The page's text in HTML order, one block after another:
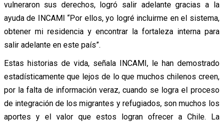
vulneraron sus derechos, logró salir adelante gracias a la
ayuda de INCAMI “Por ellos, yo logré incluirme en el sistema,
obtener mi residencia y encontrar la fortaleza interna para
salir adelante en este país”.
Estas historias de vida, señala INCAMI, le han demostrado
estadísticamente que lejos de lo que muchos chilenos creen,
por la falta de información veraz, cuando se logra el proceso
de integración de los migrantes y refugiados, son muchos los
aportes y el valor que estos logran ofrecer a Chile. La